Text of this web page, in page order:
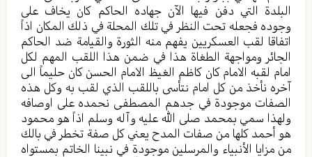
البلدة التي دفن فيها الآن جهاده الحاكم كان يخاف على
وجوده فجعله تحت النظر في تلك المحلة في ذلك المكان اذاً
اتفاقا لقب العسكريين يفهم منه الثورة والقيامة ضد الحاكم
الجائر ومواجهة الطغاة هذا في ضمن هذا اللقب المهم لكل
امام لقبه الامام كان كاظم الغيظ الامام الحسن كان حليماً الى
آخره نأخذ من كل امام نتأسى باللقب الذي لقب به وكل هذه
الصفات موجودة في جدهم المصطفى نحمده على اوصافه
ولهذا سمي بمحمد صلى الله عليه وآله وسلم اذاً هو محمود
هو أحمد كلها من صفات المدح يعني كل صفة تخطر في بالك
من مزايا الأنبياء والمرسلين موجودة في نبينا الخاتم بمستواه